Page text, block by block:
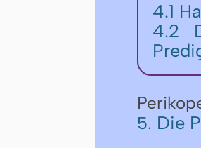
4.1
4.2
5. Die